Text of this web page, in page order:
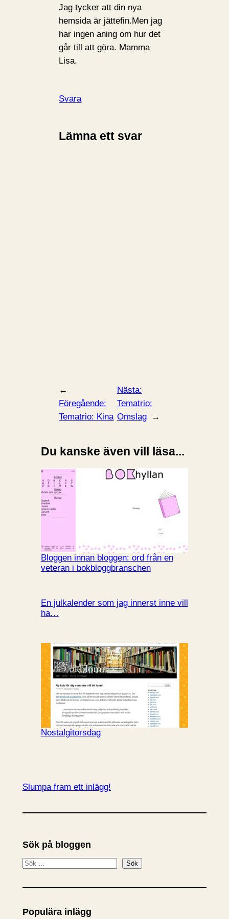
Jag tycker att din nya
hemsida är jättefin.Men jag
har ingen aning om hur det
går till att göra. Mamma
Lisa.
Svara
Lämna ett svar
←
Föregående:
Tematrio: Kina
Nästa:
Tematrio:
Omslag
→
Du kanske även vill läsa...
Bloggen innan bloggen: ord från en
veteran i bokbloggbranschen
En julkalender som jag innerst inne vill
ha…
Nostalgitorsdag
Slumpa fram ett inlägg!
Sök på bloggen
S
k
Sök
Populära inlägg